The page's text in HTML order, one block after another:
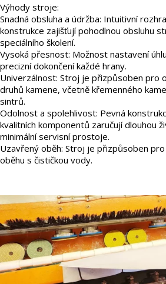
Výhody stroje:
Snadná obsluha a údržba: Intuitivní
konstrukce zajišťují pohodlnou obsluhu
speciálního školení.
Vysoká přesnost: Možnost nastavení
precizní dokončení každé hrany.
Univerzálnost: Stroj je přizpůsoben pro
druhů kamene, včetně křemenného
sintrů.
Odolnost a spolehlivost: Pevná
kvalitních komponentů zaručují dlouhou
minimální servisní prostoje.
Uzavřený oběh: Stroj je přizpůsoben
oběhu s čističkou vody.